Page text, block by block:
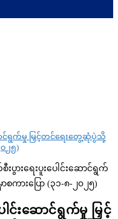
ောင်ရွက်မှု မြှင့်တင်ရေးတွေ့ဆုံပွဲသို့
၂၅)
ါင်းဆောင်ရွက်မှု မြှင့်